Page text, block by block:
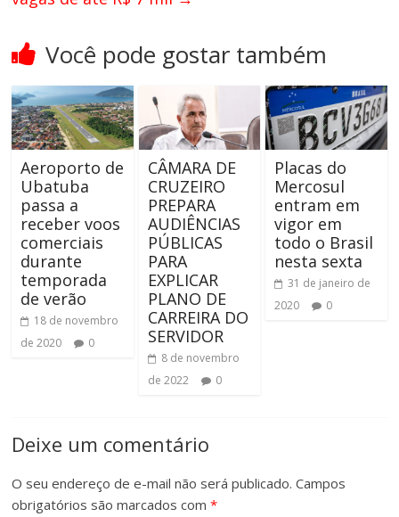
Você pode gostar também
Aeroporto de
Ubatuba
passa a
receber voos
comerciais
durante
temporada
de verão
18 de novembro
de 2020
0
CÂMARA DE
CRUZEIRO
PREPARA
AUDIÊNCIAS
PÚBLICAS
PARA
EXPLICAR
PLANO DE
CARREIRA DO
SERVIDOR
8 de novembro
de 2022
0
Placas do
Mercosul
entram em
vigor em
todo o Brasil
nesta sexta
31 de janeiro de
2020
0
Deixe um comentário
O seu endereço de e-mail não será publicado. Campos
obrigatórios são marcados com*